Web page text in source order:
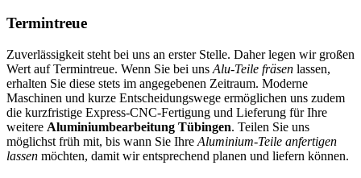
Termintreue
Zuverlässigkeit steht bei uns an erster Stelle. Daher legen wir großen
Wert auf Termintreue. Wenn Sie bei uns Alu-Teile fräsen lassen,
erhalten Sie diese stets im angegebenen Zeitraum. Moderne
Maschinen und kurze Entscheidungswege ermöglichen uns zudem
die kurzfristige Express-CNC-Fertigung und Lieferung für Ihre
weitere Aluminiumbearbeitung Tübingen. Teilen Sie uns
möglichst früh mit, bis wann Sie Ihre Aluminium-Teile anfertigen
lassen möchten, damit wir entsprechend planen und liefern können.